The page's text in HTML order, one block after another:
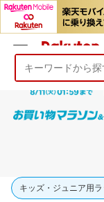
ようこそ 楽天市場へ